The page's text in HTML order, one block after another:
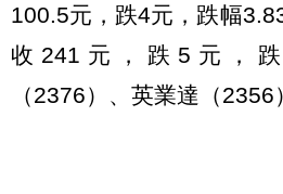
100.5元，跌4元，跌幅
收241元，跌5元，
（2376）、英業達（2356